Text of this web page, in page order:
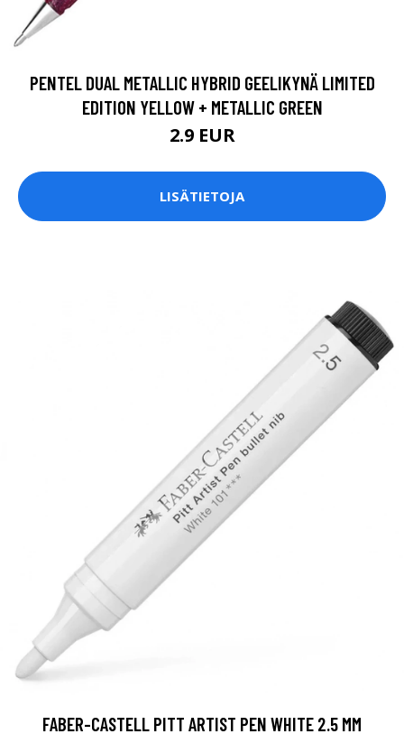
PENTEL DUAL METALLIC HYBRID GEELIKYNÄ LIMITED
EDITION YELLOW + METALLIC GREEN
2.9 EUR
LISÄTIETOJA
FABER-CASTELL PITT ARTIST PEN WHITE 2.5 MM